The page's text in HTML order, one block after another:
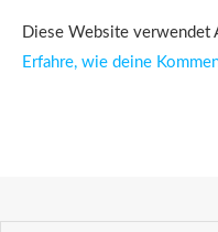
Diese Website verwendet
Erfahre, wie deine